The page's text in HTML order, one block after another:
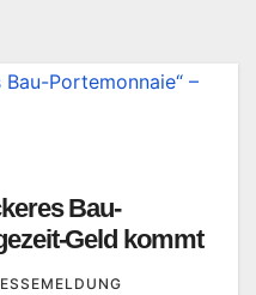
Bau-
Geld kommt